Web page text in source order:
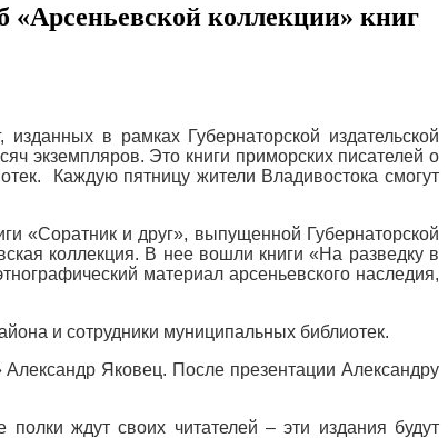
«Арсеньевской коллекции» книг
в рамках Губернаторской издательской
экземпляров. Это книги приморских писателей о
Каждую пятницу жители Владивостока смогут
«Соратник и друг», выпущенной Губернаторской
коллекция. В нее вошли книги «На разведку в
материал арсеньевского наследия,
и сотрудники муниципальных библиотек.
Александр Яковец. После презентации Александру
ждут своих читателей – эти издания будут